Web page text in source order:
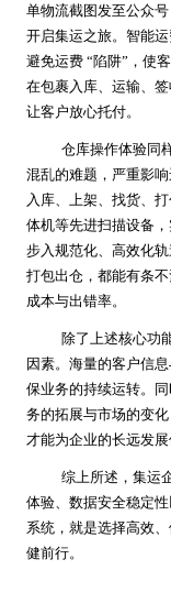
单物流截图发至公众
开启集运之旅。智能
避免运费 “陷阱”，使
在包裹入库、运输、
让客户放心托付。
仓库操作体验同
混乱的难题，严重影
入库、上架、找货、
体机等先进扫描设备
步入规范化、高效化
打包出仓，都能有条
成本与出错率。
除了上述核心功
因素。海量的客户信
保业务的持续运转。
务的拓展与市场的变
才能为企业的长远发展
综上所述，集运
体验、数据安全稳定
系统，就是选择高效
健前行。